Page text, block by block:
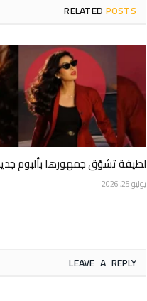
RELATEDPOSTS
لطيفة تشوّق جمهورها بألبوم
يوليو 25, 2026
LEAVE A REPLY